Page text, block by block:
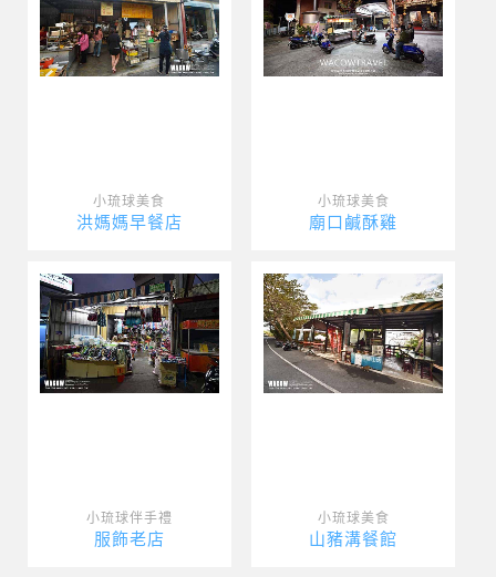
小琉球美食
洪媽媽早餐店
小琉球美食
廟口鹹酥雞
小琉球伴手禮
服飾老店
小琉球美食
山豬溝餐館